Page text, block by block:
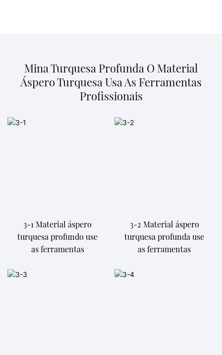
Mina Turquesa Profunda O Material
Áspero Turquesa Usa As Ferramentas
Profissionais
3-1 Material áspero
turquesa profundo use
as ferramentas
3-2 Material áspero
turquesa profunda use
as ferramentas